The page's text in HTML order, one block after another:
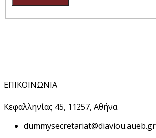
ΕΠΙΚΟΙΝΩΝΙΑ
Κεφαλληνίας 45, 11257, Αθήνα
dummysecretariat@diaviou.aueb.gr